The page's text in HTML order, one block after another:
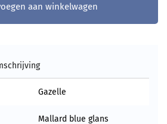
aan winkelwagen
Gazelle
Mallard blue glans